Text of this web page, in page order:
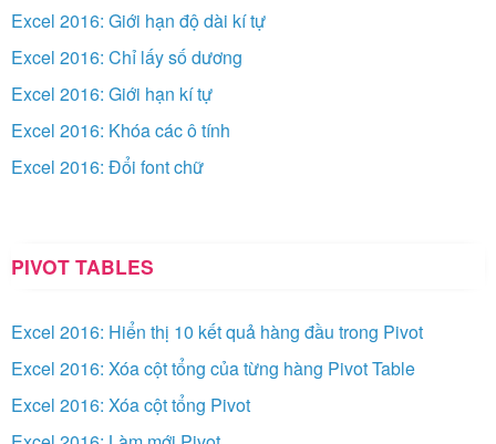
Excel 2016: Giới hạn độ dài kí tự
Excel 2016: Chỉ lấy số dương
Excel 2016: Giới hạn kí tự
Excel 2016: Khóa các ô tính
Excel 2016: Đổi font chữ
PIVOT TABLES
Excel 2016: Hiển thị 10 kết quả hàng đầu trong Pivot
Excel 2016: Xóa cột tổng của từng hàng Pivot Table
Excel 2016: Xóa cột tổng Pivot